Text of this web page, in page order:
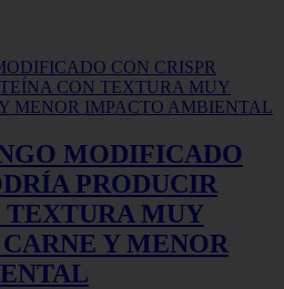
MODIFICADO
PRODUCIR
TEXTURA MUY
Y MENOR